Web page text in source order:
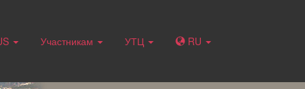
Участникам УТЦ RU